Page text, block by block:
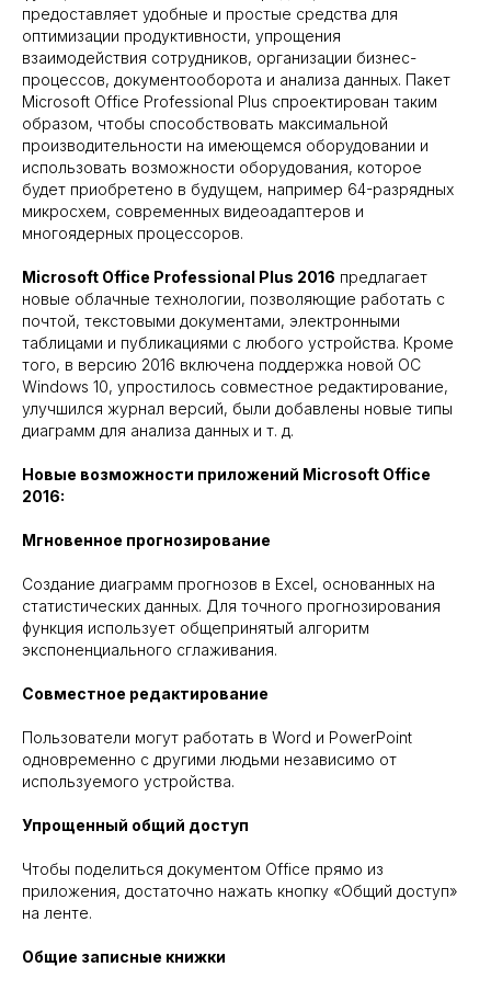
предоставляет удобные и простые средства для
оптимизации продуктивности, упрощения
взаимодействия сотрудников, организации бизнес-
процессов, документооборота и анализа данных. Пакет
Microsoft Office Professional Plus спроектирован таким
образом, чтобы способствовать максимальной
производительности на имеющемся оборудовании и
использовать возможности оборудования, которое
будет приобретено в будущем, например 64-разрядных
микросхем, современных видеоадаптеров и
многоядерных процессоров.
Microsoft Office Professional Plus 2016 предлагает
новые облачные технологии, позволяющие работать с
почтой, текстовыми документами, электронными
таблицами и публикациями с любого устройства. Кроме
того, в версию 2016 включена поддержка новой ОС
Windows 10, упростилось совместное редактирование,
улучшился журнал версий, были добавлены новые типы
диаграмм для анализа данных и т. д.
Новые возможности приложений Microsoft Office
2016:
Мгновенное прогнозирование
Создание диаграмм прогнозов в Excel, основанных на
статистических данных. Для точного прогнозирования
функция использует общепринятый алгоритм
экспоненциального сглаживания.
Совместное редактирование
Пользователи могут работать в Word и PowerPoint
одновременно с другими людьми независимо от
используемого устройства.
Упрощенный общий доступ
Чтобы поделиться документом Office прямо из
приложения, достаточно нажать кнопку «Общий доступ»
на ленте.
Общие записные книжки